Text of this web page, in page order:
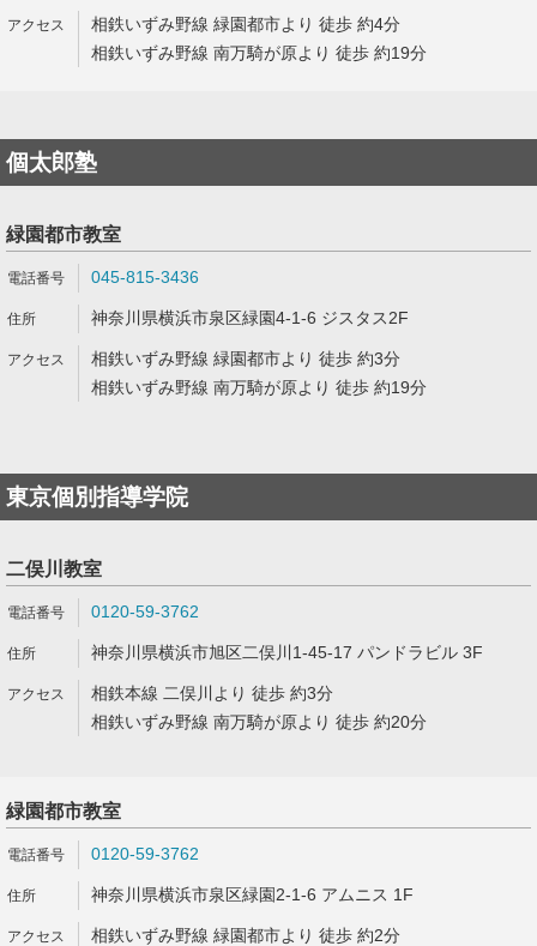
相鉄いずみ野線 緑園都市より 徒歩 約4分
相鉄いずみ野線 南万騎が原より 徒歩 約19分
個太郎塾
緑園都市教室
045-815-3436
神奈川県横浜市泉区緑園4-1-6 ジスタス2F
相鉄いずみ野線 緑園都市より 徒歩 約3分
相鉄いずみ野線 南万騎が原より 徒歩 約19分
東京個別指導学院
二俣川教室
0120-59-3762
神奈川県横浜市旭区二俣川1-45-17 パンドラビル 3F
相鉄本線 二俣川より 徒歩 約3分
相鉄いずみ野線 南万騎が原より 徒歩 約20分
緑園都市教室
0120-59-3762
神奈川県横浜市泉区緑園2-1-6 アムニス 1F
相鉄いずみ野線 緑園都市より 徒歩 約2分